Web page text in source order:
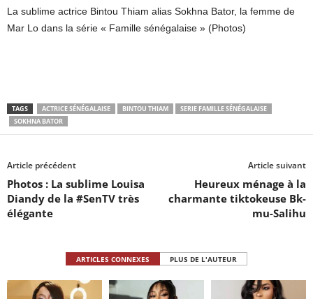
La sublime actrice Bintou Thiam alias Sokhna Bator, la femme de
Mar Lo dans la série « Famille sénégalaise » (Photos)
TAGS ACTRICE SÉNÉGALAISE BINTOU THIAM
SERIE FAMILLE SÉNÉGALAISE
SOKHNA BATOR
Article précédent
Photos : La sublime Louisa
Diandy de la #SenTV très
élégante
Article suivant
Heureux ménage à la
charmante tiktokeuse Bk-
mu-Salihu
ARTICLES CONNEXES PLUS DE L'AUTEUR